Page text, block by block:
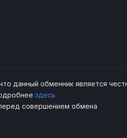
данный обменник является
здесь
совершением обмена